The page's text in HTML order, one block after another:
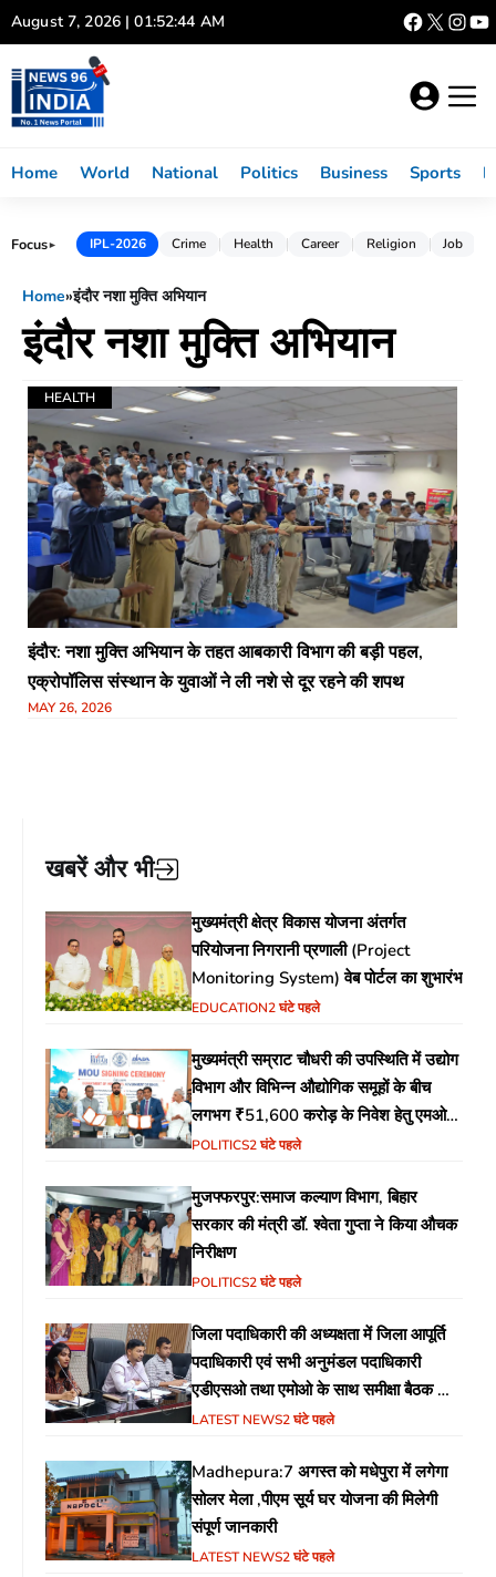
Skip
to
content
August 7, 2026 | 01:52:44 AM
Home World National Politics Business Sports
Focus► IPL-2026 Crime Health Career Religion Job
Home»इंदौर नशा मुक्ति अभियान
इंदौर नशा मुक्ति अभियान
HEALTH
इंदौर: नशा मुक्ति अभियान के तहत आबकारी विभाग की बड़ी पहल,
एक्रोपॉलिस संस्थान के युवाओं ने ली नशे से दूर रहने की शपथ
MAY 26, 2026
खबरें और भी
मुख्यमंत्री क्षेत्र विकास योजना अंतर्गत
परियोजना निगरानी प्रणाली (Project
Monitoring System) वेब पोर्टल का शुभारंभ
EDUCATION2 घंटे पहले
मुख्यमंत्री सम्राट चौधरी की उपस्थिति में उद्योग
विभाग और विभिन्न औद्योगिक समूहों के बीच
लगभग ₹51,600 करोड़ के निवेश हेतु एमओयू
(MoU) पर हस्ताक्षर
POLITICS2 घंटे पहले
मुजफ्फरपुर:समाज कल्याण विभाग, बिहार
सरकार की मंत्री डॉ. श्वेता गुप्ता ने किया औचक
निरीक्षण
POLITICS2 घंटे पहले
जिला पदाधिकारी की अध्यक्षता में जिला आपूर्ति
पदाधिकारी एवं सभी अनुमंडल पदाधिकारी
एडीएसओ तथा एमोओ के साथ समीक्षा बैठक का
आयोजन
LATEST NEWS2 घंटे पहले
Madhepura:7 अगस्त को मधेपुरा में लगेगा
सोलर मेला ,पीएम सूर्य घर योजना की मिलेगी
संपूर्ण जानकारी
LATEST NEWS2 घंटे पहले